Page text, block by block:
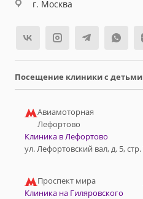
г. Москва
Посещение клиники с детьми
Авиамоторная
Лефортово
Клиника в Лефортово
ул. Лефортовский вал, д. 5, стр.
Проспект мира
Клиника на Гиляровского